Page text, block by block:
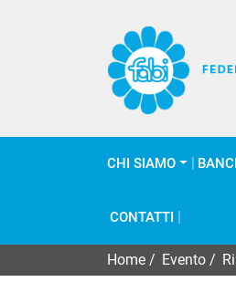
CHI SIAMO
CONTATTI
Home Evento